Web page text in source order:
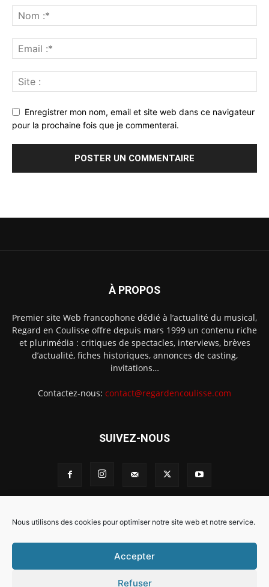
Nous utilisons des cookies pour optimiser notre site web et notre service.
Accepter
Refuser
Enregistrer mon nom, email et site web dans ce navigateur
pour la prochaine fois que je commenterai.
À PROPOS
Premier site Web francophone dédié à l’actualité du musical,
Regard en Coulisse offre depuis mars 1999 un contenu riche
et plurimédia : critiques de spectacles, interviews, brèves
d’actualité, fiches historiques, annonces de casting,
invitations…
Contactez-nous: contact@regardencoulisse.com
SUIVEZ-NOUS
Intégration Ghislain Fayard
Mentions légales